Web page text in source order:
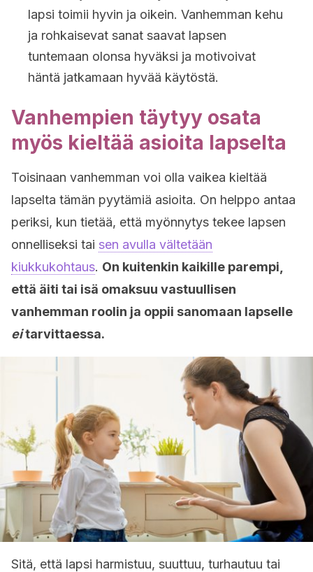
lapsi toimii hyvin ja oikein. Vanhemman kehu
ja rohkaisevat sanat saavat lapsen
tuntemaan olonsa hyväksi ja motivoivat
häntä jatkamaan hyvää käytöstä.
Vanhempien täytyy osata
myös kieltää asioita lapselta
Toisinaan vanhemman voi olla vaikea kieltää
lapselta tämän pyytämiä asioita. On helppo antaa
periksi, kun tietää, että myönnytys tekee lapsen
onnelliseksi tai sen avulla vältetään
kiukkukohtaus. On kuitenkin kaikille parempi,
että äiti tai isä omaksuu vastuullisen
vanhemman roolin ja oppii sanomaan lapselle
eitarvittaessa.
Sitä, että lapsi harmistuu, suuttuu, turhautuu tai